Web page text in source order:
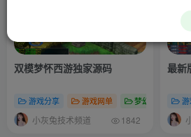
双模梦怀西游独家源码
游戏分享 游戏网单 梦幻网单
小灰兔技术频道 1842
最新